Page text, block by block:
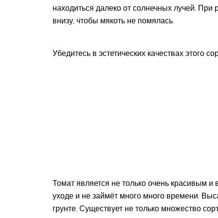
находиться далеко от солнечных лучей.
внизу, чтобы мякоть не помялась.
Убедитесь в эстетических качествах этого
Томат является не только очень красивым
уходе и не займёт много много времени.
грунте. Существует не только множество